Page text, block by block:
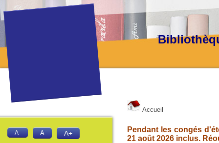
Accueil
Pendant les congés
21 août 2026 inclus.
A- A A+